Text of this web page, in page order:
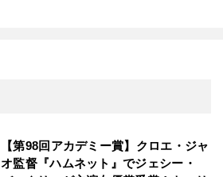
【第98回アカデミー賞】クロエ・ジャ
オ監督『ハムネット』でジェシー・